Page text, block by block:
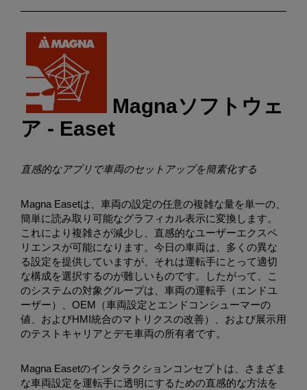
Magnaソフトウェ
ア - Easet
直感的なアプリで車両のセットアップを簡素化する
Magna Easetは、車両の設定の任意の複雑な量を単一の、
簡単に読み取り可能なグラフィカル表示に変換します。
これにより複雑さが減少し、直感的なユーザーエクスペ
リエンスが可能になります。今日の車両は、多くの異な
る設定を提供していますが、それは運転手にとって適切
な構成を選択するのが難しいものです。したがって、こ
のシステムの対象グループは、車両の運転手（エンドユ
ーザー）、OEM（車両設定とエンドコンシューマーの
値、およびHMI統合のマトリクスの改善）、および展示用
のテストキャリアとデモ車両の所有者です。
Magna Easetのインタラクションコンセプトは、さまざま
な車両設定を運転手に透明にするための直感的な方法を